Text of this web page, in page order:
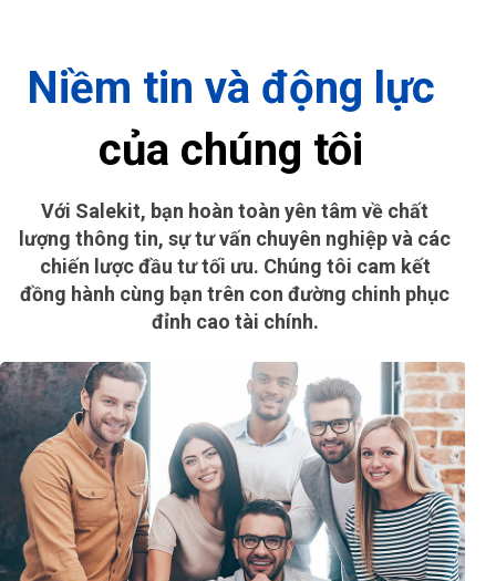
Niềm tin và động lực
của chúng tôi
Với Salekit, bạn hoàn toàn yên tâm về chất
lượng thông tin, sự tư vấn chuyên nghiệp và các
chiến lược đầu tư tối ưu. Chúng tôi cam kết
đồng hành cùng bạn trên con đường chinh phục
đỉnh cao tài chính.